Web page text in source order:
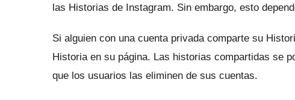
las Historias de Instagram. Sin embargo, esto
Si alguien con una cuenta privada comparte su
Historia en su página. Las historias compartidas se
que los usuarios las eliminen de sus cuentas.